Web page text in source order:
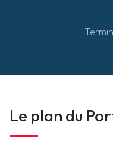
Le plan du